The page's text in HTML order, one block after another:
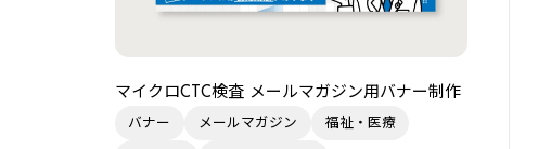
マイクロCTC検査 メールマガジン用バナー制作
バナー メールマガジン 福祉・医療